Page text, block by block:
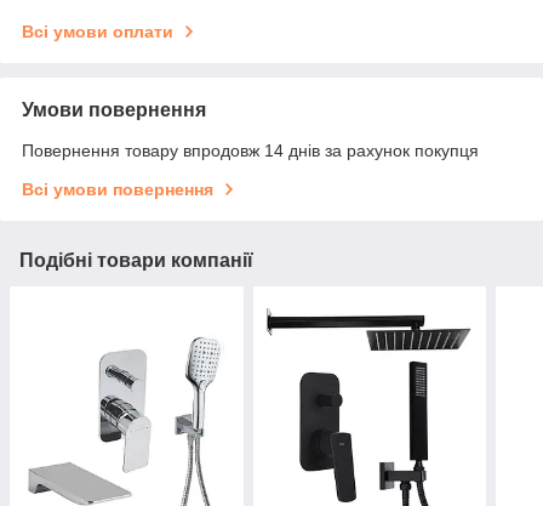
Всі умови оплати
Умови повернення
Повернення товару впродовж 14 днів за рахунок покупця
Всі умови повернення
Подібні товари компанії